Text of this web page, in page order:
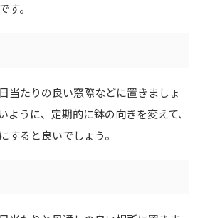
す。
当たりの良い窓際などに置きましょ
ように、定期的に鉢の向きを変えて、
すると良いでしょう。